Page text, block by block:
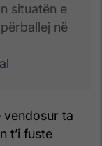
situatën e
në
vendosur ta
t’i fuste